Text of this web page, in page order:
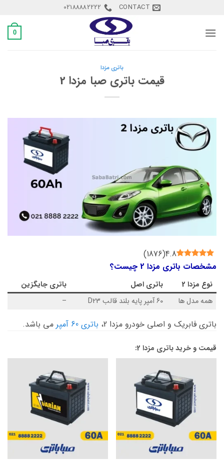
content
CONTACT
02188882222
0
باتری مزدا
قیمت باتری صبا مزدا 2
4.8
(
1876
)
مشخصات باتری مزدا 2 چیست؟
نوع مزدا 2 باتری اصل
باتری جایگزین
همه مدل ها
60 آمپر پایه بلند قالب D23 –
باتری فابریک و اصلی خودرو مزدا 2، باتری 60 آمپر می باشد.
قیمت و خرید باتری مزدا 2: